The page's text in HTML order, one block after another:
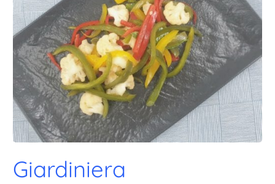
Giardiniera